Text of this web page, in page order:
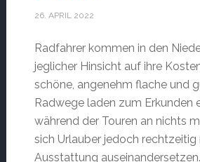
26. APRIL 2022
Radfahrer kommen in den
jeglicher Hinsicht auf ihre
schöne, angenehm flache und
Radwege laden zum Erkunden
während der Touren an nichts
sich Urlauber jedoch rechtzeitig
Ausstattung